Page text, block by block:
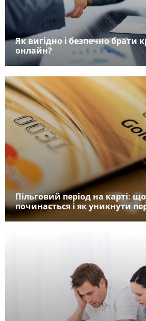
Як вигідно і безпечно брати
онлайн?
Пільговий період на карті:
починається і як уникнути